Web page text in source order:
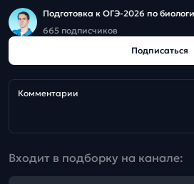
Подготовка к ОГЭ-2026 по
665 подписчиков
Подписаться
Комментарии
Входит в подборку на канале: